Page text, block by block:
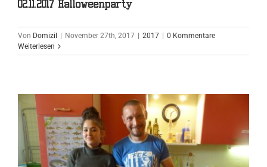
02.11.2017 Halloweenparty
Von Domizil | November 27th, 2017 | 2017 | 0 Kommentare
Weiterlesen